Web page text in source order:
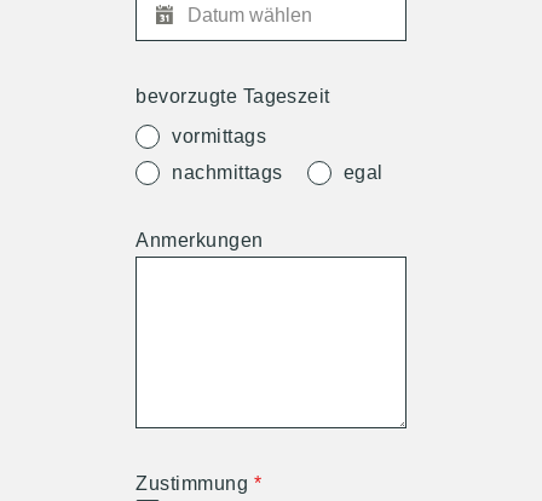
bevorzugte Tageszeit
vormittags
nachmittags
egal
Anmerkungen
Zustimmung *